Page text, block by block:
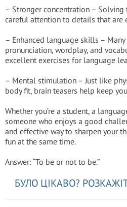
– Stronger concentration – Solving
careful attention to details that are
– Enhanced language skills –
pronunciation, wordplay, and
excellent exercises for language
– Mental stimulation – Just like
body fit, brain teasers help keep
Whether you’re a student, a
someone who enjoys a good
and effective way to sharpen your
fun at the same time.
Answer: “To be or not to be.”
БУЛО ЦІКАВО?